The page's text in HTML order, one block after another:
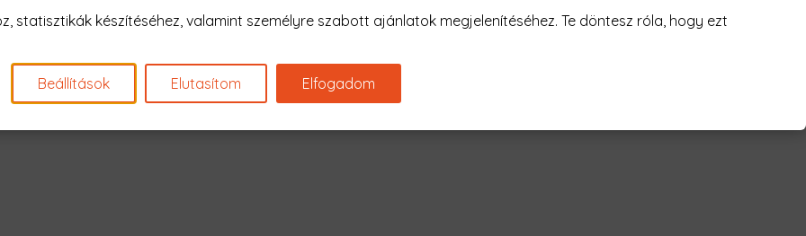
Nagyon sajnáljuk! 😥
Nincs találat erre: "dead inside Férfi Póló"
statisztikák készítéséhez, valamint személyre szabott ajánlatok megjelenítéséhez. Te döntesz róla, hogy ezt
Beállítások Elutasítom Elfogadom